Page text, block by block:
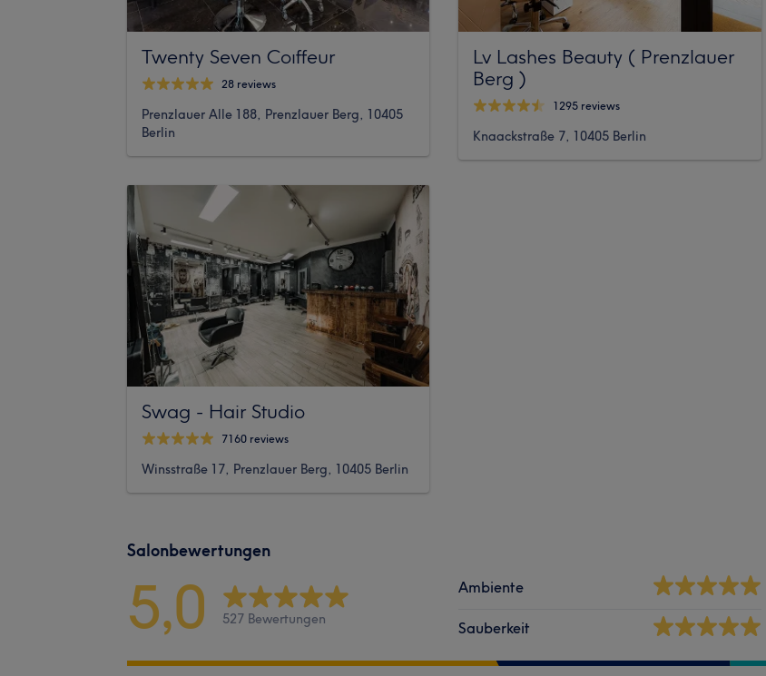
Twenty Seven Coıffeur
28 reviews
Prenzlauer Alle 188, Prenzlauer Berg, 10405
Berlin
Swag - Hair Studio
7160 reviews
Winsstraße 17, Prenzlauer Berg, 10405 Berlin
Lv Lashes Beauty ( Prenzlauer
Berg )
1295 reviews
Knaackstraße 7, 10405 Berlin
Salonbewertungen
5,0 527 Bewertungen
Ambiente
Sauberkeit